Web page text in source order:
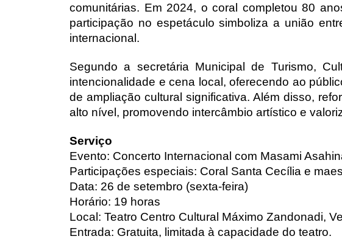
comunitárias. Em 2024, o coral completou 80
participação no espetáculo simboliza a união
internacional.
Segundo a secretária Municipal de Turismo,
intencionalidade e cena local, oferecendo ao
de ampliação cultural significativa. Além disso,
alto nível, promovendo intercâmbio artístico e
Serviço
Evento: Concerto Internacional com Masami
Participações especiais: Coral Santa Cecília e
Data: 26 de setembro (sexta-feira)
Horário: 19 horas
Local: Teatro Centro Cultural Máximo Zandonadi,
Entrada: Gratuita, limitada à capacidade do teatro.